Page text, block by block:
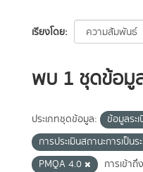
เรียงโดย
พบ 1 ชุดข้อมู
ประเภทชุดข้อมูล: ข้อมูลระ
การประเมินสถานะการเป็น
PMQA 4.0
การเข้าถึ